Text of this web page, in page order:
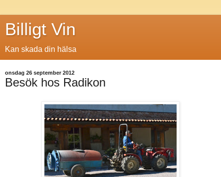
Billigt Vin
Kan skada din hälsa
onsdag 26 september 2012
Besök hos Radikon